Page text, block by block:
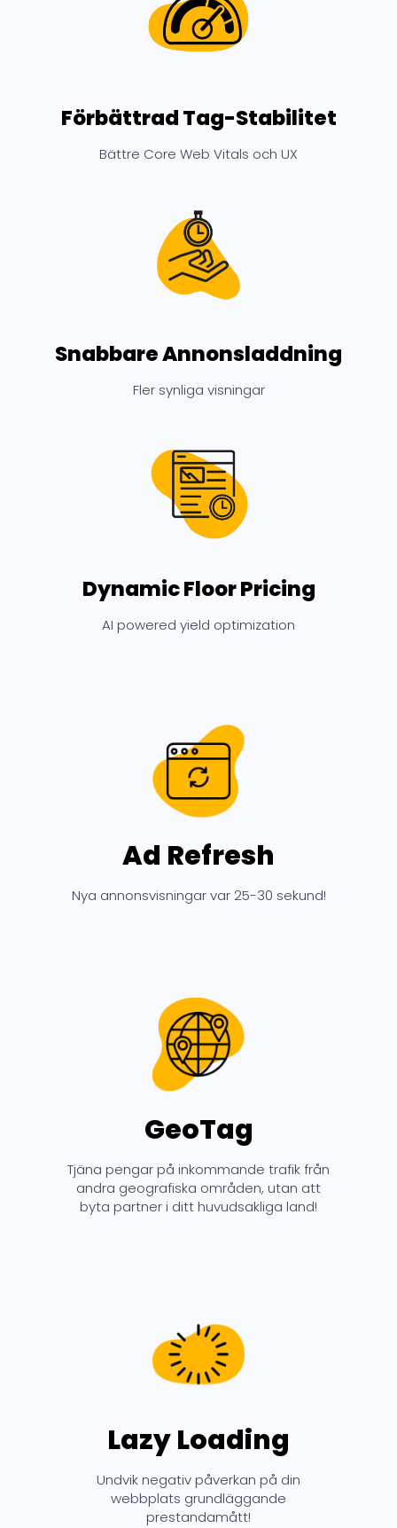
Förbättrad Tag-Stabilitet
Bättre Core Web Vitals och UX
Snabbare Annonsladdning
Fler synliga visningar
Dynamic Floor Pricing
AI powered yield optimization
Ad Refresh
Nya annonsvisningar var 25-30 sekund!
GeoTag
Tjäna pengar på inkommande trafik från
andra geografiska områden, utan att
byta partner i ditt huvudsakliga land!
Lazy Loading
Undvik negativ påverkan på din
webbplats grundläggande
prestandamått!